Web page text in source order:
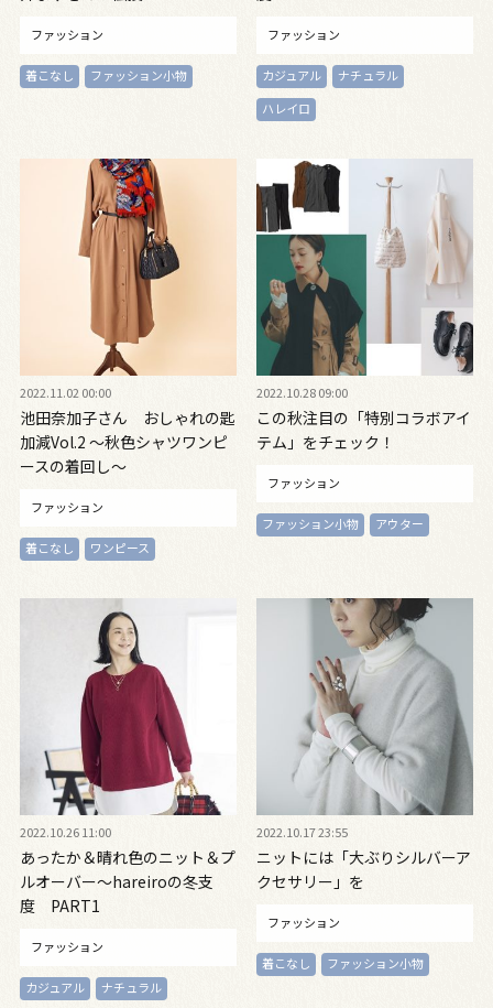
ファッション
着こなし ファッション小物
ファッション
カジュアル
ナチュラル
ハレイロ
2022.11.02 00:00
池田奈加子さん おしゃれの匙
加減Vol.2 〜秋色シャツワンピ
ースの着回し〜
ファッション
着こなし ワンピース
2022.10.28 09:00
この秋注目の「特別コラボアイ
テム」をチェック！
ファッション
ファッション小物 アウター
2022.10.26 11:00
あったか＆晴れ色のニット＆プ
ルオーバー～hareiroの冬支
度 PART1
ファッション
カジュアル
ナチュラル
2022.10.17 23:55
ニットには「大ぶりシルバーア
クセサリー」を
ファッション
着こなし ファッション小物